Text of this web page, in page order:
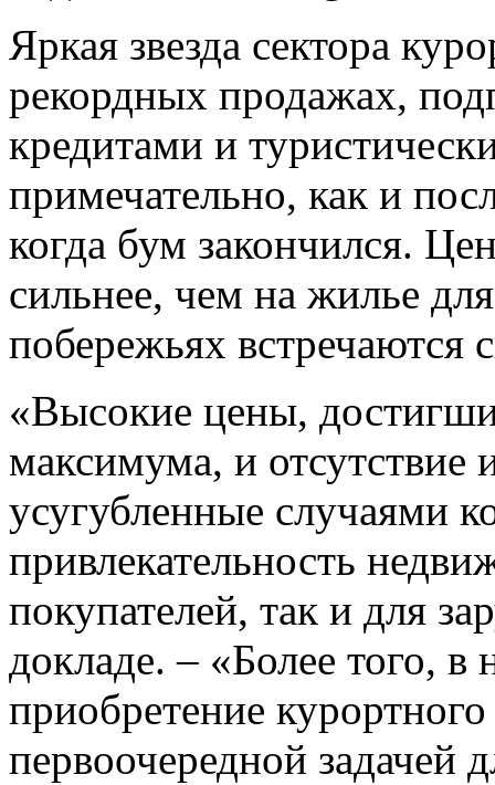
Яркая звезда сектора
рекордных продажах,
кредитами и
примечательно, как и
когда бум закончился.
сильнее, чем на жилье
побережьях встречаются
«Высокие цены,
максимума, и отсутствие
усугубленные случаями
привлекательность
покупателей, так и для
докладе. – «Более того,
приобретение
первоочередной задачей